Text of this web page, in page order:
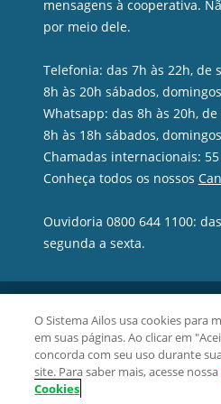
mensagens à cooperativa.
por meio dele.
Telefonia: das 7h às 22h, de
8h às 20h sábados,
Whatsapp: das 8h às 20h,
8h às 18h sábados,
Chamadas internacionais: 55
Conheça todos os nossos
Ouvidoria 0800 644 1100:
segunda a sexta.
O Sistema Ailos usa cookies para
em suas páginas. Ao clicar em
concorda com seu uso durante
site. Para saber mais, acesse nossa
Cookies